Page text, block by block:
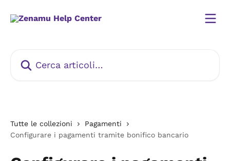
Tutte le collezioni
Pagamenti
Configurare i pagamenti tramite bonifico bancario